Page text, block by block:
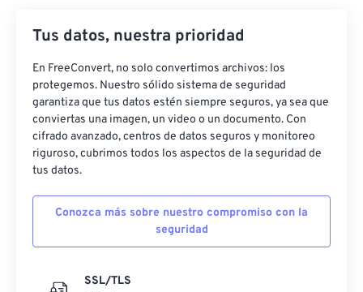
Tus datos, nuestra prioridad
En FreeConvert, no solo convertimos archivos: los
protegemos. Nuestro sólido sistema de seguridad
garantiza que tus datos estén siempre seguros, ya sea que
conviertas una imagen, un video o un documento. Con
cifrado avanzado, centros de datos seguros y monitoreo
riguroso, cubrimos todos los aspectos de la seguridad de
tus datos.
Conozca más sobre nuestro compromiso con la
seguridad
SSL/TLS